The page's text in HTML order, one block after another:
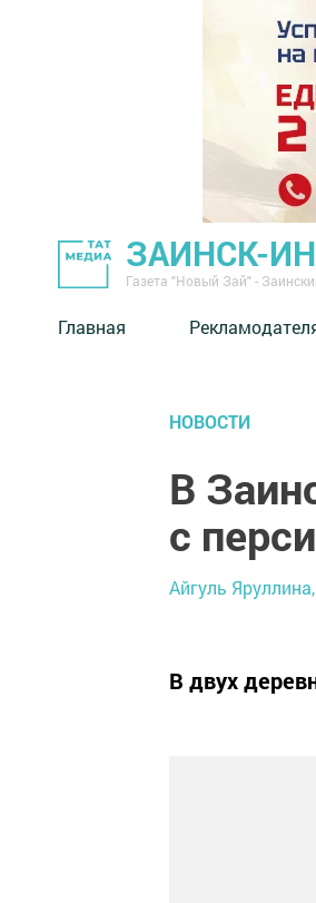
ЗАИНСК-
Газета "Новый Зай" -
Главная
НОВОСТИ
В
с
Айгуль Яруллина,
В двух